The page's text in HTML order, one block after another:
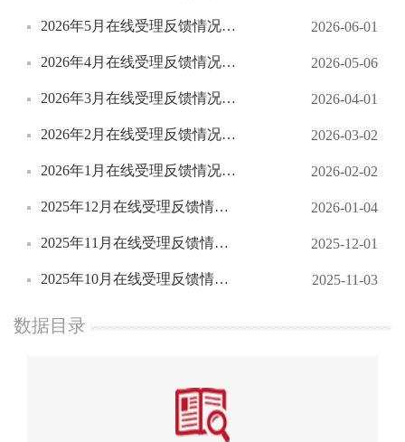
2026-06-01
2026年5月在线受理反馈情况统计
2026-05-06
2026年4月在线受理反馈情况统计
2026-04-01
2026年3月在线受理反馈情况统计
2026-03-02
2026年2月在线受理反馈情况统计
2026-02-02
2026年1月在线受理反馈情况统计
2026-01-04
2025年12月在线受理反馈情况统计
2025-12-01
2025年11月在线受理反馈情况统计
2025-11-03
2025年10月在线受理反馈情况统计
数据目录